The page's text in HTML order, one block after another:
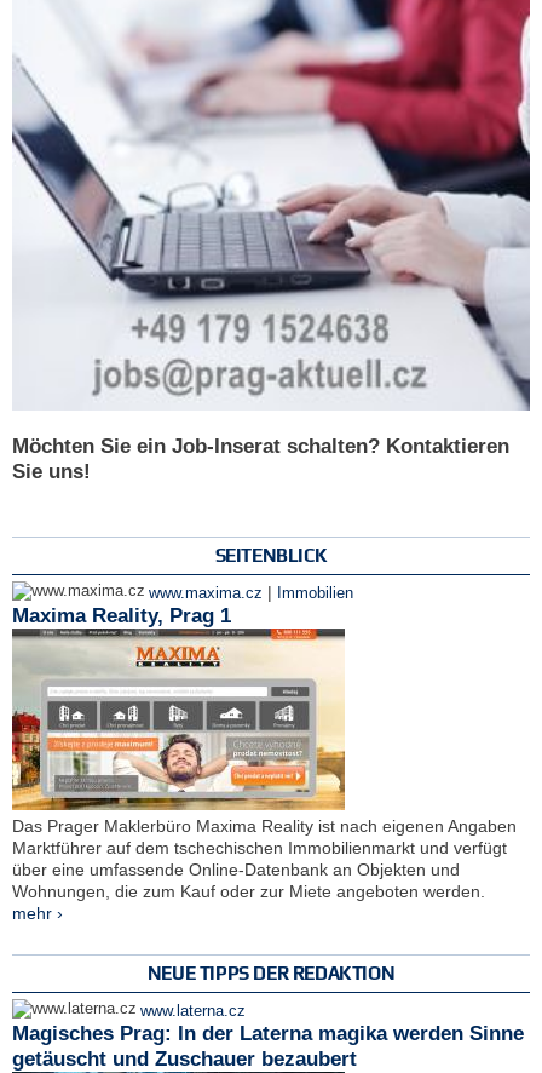
Möchten Sie ein Job-Inserat schalten? Kontaktieren
Sie uns!
SEITENBLICK
www.maxima.cz | Immobilien
Maxima Reality, Prag 1
Das Prager Maklerbüro Maxima Reality ist nach eigenen Angaben
Marktführer auf dem tschechischen Immobilienmarkt und verfügt
über eine umfassende Online-Datenbank an Objekten und
Wohnungen, die zum Kauf oder zur Miete angeboten werden.
mehr ›
NEUE TIPPS DER REDAKTION
www.laterna.cz
Magisches Prag: In der Laterna magika werden Sinne
getäuscht und Zuschauer bezaubert